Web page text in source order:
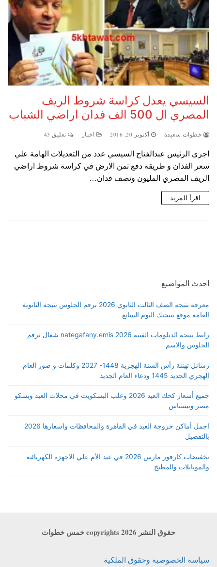
السيسي يعدل كراسة شروط الريف
المصري ال 500 الف فدان اراضي الشباب
خطوات سعيدة أكتوبر 20, 2016 اخبار تعليق 43
اجري الرئيس عبدالفتاح السيسي عدد من التعديلات الهامة علي
سعر الفدان و طريقة دفع ثمن الارض في كراسة شروط اراضي
الريف المصري المليون ونصف فدان…
اقرأ المزيد
احدث المواضيع
معرفة نتيجة الصف الثالث الثانوي 2026 برقم الجلوس نتيجة الثانوية
العامة موقع نتيجتك اليوم السابع
رابط نتيجة الدبلومات الفنية 2026 nategafany.emis شغال برقم
الجلوس والاسم
رسائل تهنئة رأس السنة الهجرية 1448- 2027 وكلمات و صور العام
الهجري الجديد 1445 ودعاء العام الجديد
جميع أسعار كحك العيد 2026 وعلب البسكويت في محلات العبد وبسكو
مصر وتيسباس
اجمل أماكن خروجة العيد في القاهرة والمحافظات واسعارها 2026
بالتفصيل
تخفيضات كارفور مارس 2026 في عيد الأم علي الاجهزة الكهربائية
والموبايلات والمطبخ
حقوق النشر copyrights 2026 خمس خطوات
سياسة الخصوصية وحقوق الملكية